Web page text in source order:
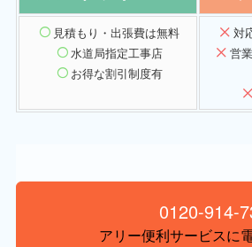
見積もり・出張費は無料
水道局指定工事店
お得な割引制度有
対
営
0120-914-
アリー便利サービスに